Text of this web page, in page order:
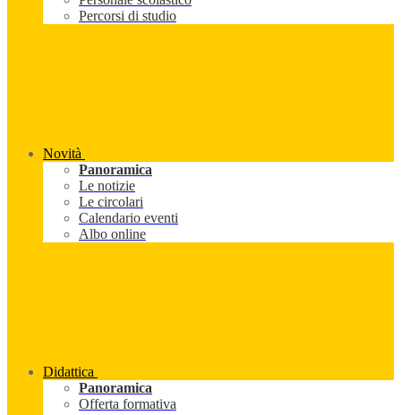
Percorsi di studio
Novità
Panoramica
Le notizie
Le circolari
Calendario eventi
Albo online
Didattica
Panoramica
Offerta formativa